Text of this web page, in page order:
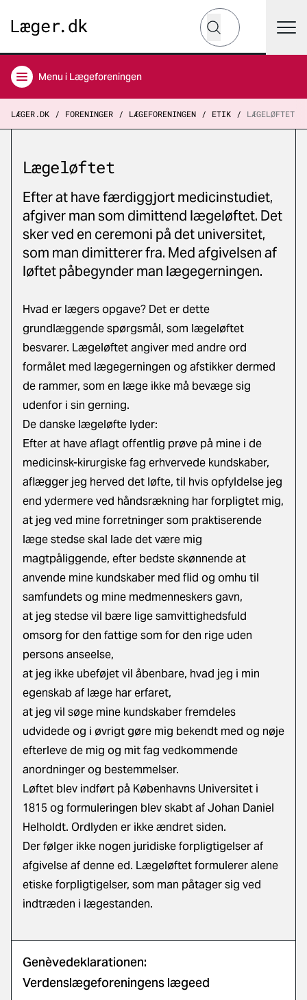
Hvad leder du efter?
Søg
Menu i Lægeforeningen
LÆGER.DK FORENINGER LÆGEFORENINGEN ETIK LÆGELØFTET
Lægeløftet
Efter at have færdiggjort medicinstudiet,
afgiver man som dimittend lægeløftet. Det
sker ved en ceremoni på det universitet,
som man dimitterer fra. Med afgivelsen af
løftet påbegynder man lægegerningen.
Hvad er lægers opgave? Det er dette
grundlæggende spørgsmål, som lægeløftet
besvarer. Lægeløftet angiver med andre ord
formålet med lægegerningen og afstikker dermed
de rammer, som en læge ikke må bevæge sig
udenfor i sin gerning.
De danske lægeløfte lyder:
Efter at have aflagt offentlig prøve på mine i de
medicinsk-kirurgiske fag erhvervede kundskaber,
aflægger jeg herved det løfte, til hvis opfyldelse jeg
end ydermere ved håndsrækning har forpligtet mig,
at jeg ved mine forretninger som praktiserende
læge stedse skal lade det være mig
magtpåliggende, efter bedste skønnende at
anvende mine kundskaber med flid og omhu til
samfundets og mine medmenneskers gavn,
at jeg stedse vil bære lige samvittighedsfuld
omsorg for den fattige som for den rige uden
persons anseelse,
at jeg ikke ubeføjet vil åbenbare, hvad jeg i min
egenskab af læge har erfaret,
at jeg vil søge mine kundskaber fremdeles
udvidede og i øvrigt gøre mig bekendt med og nøje
efterleve de mig og mit fag vedkommende
anordninger og bestemmelser.
Løftet blev indført på Københavns Universitet i
1815 og formuleringen blev skabt af Johan Daniel
Helholdt. Ordlyden er ikke ændret siden.
Der følger ikke nogen juridiske forpligtigelser af
afgivelse af denne ed. Lægeløftet formulerer alene
etiske forpligtigelser, som man påtager sig ved
indtræden i lægestanden.
Genèvedeklarationen:
Verdenslægeforeningens lægeed